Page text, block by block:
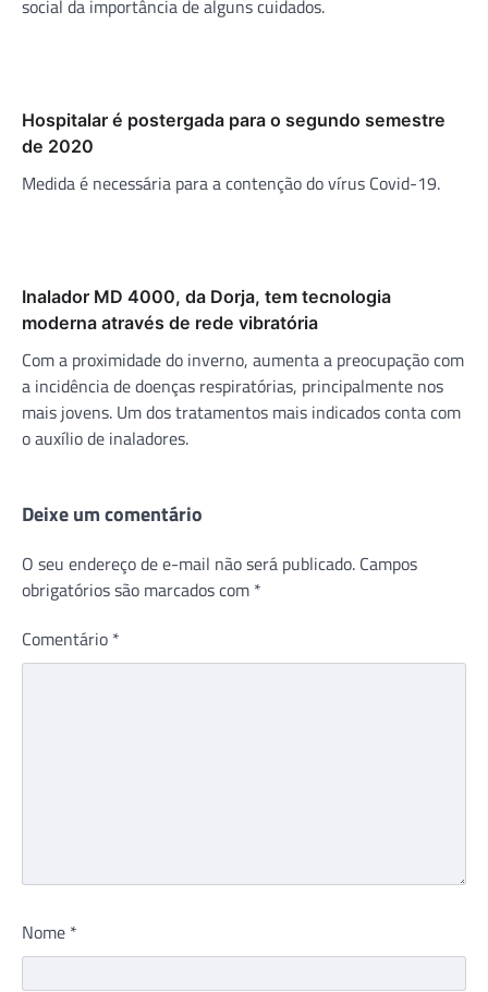
social da importância de alguns cuidados.
Hospitalar é postergada para o segundo semestre
de 2020
Medida é necessária para a contenção do vírus Covid-19.
Inalador MD 4000, da Dorja, tem tecnologia
moderna através de rede vibratória
Com a proximidade do inverno, aumenta a preocupação com
a incidência de doenças respiratórias, principalmente nos
mais jovens. Um dos tratamentos mais indicados conta com
o auxílio de inaladores.
Deixe um comentário
O seu endereço de e-mail não será publicado. Campos
obrigatórios são marcados com *
Comentário *
Nome *